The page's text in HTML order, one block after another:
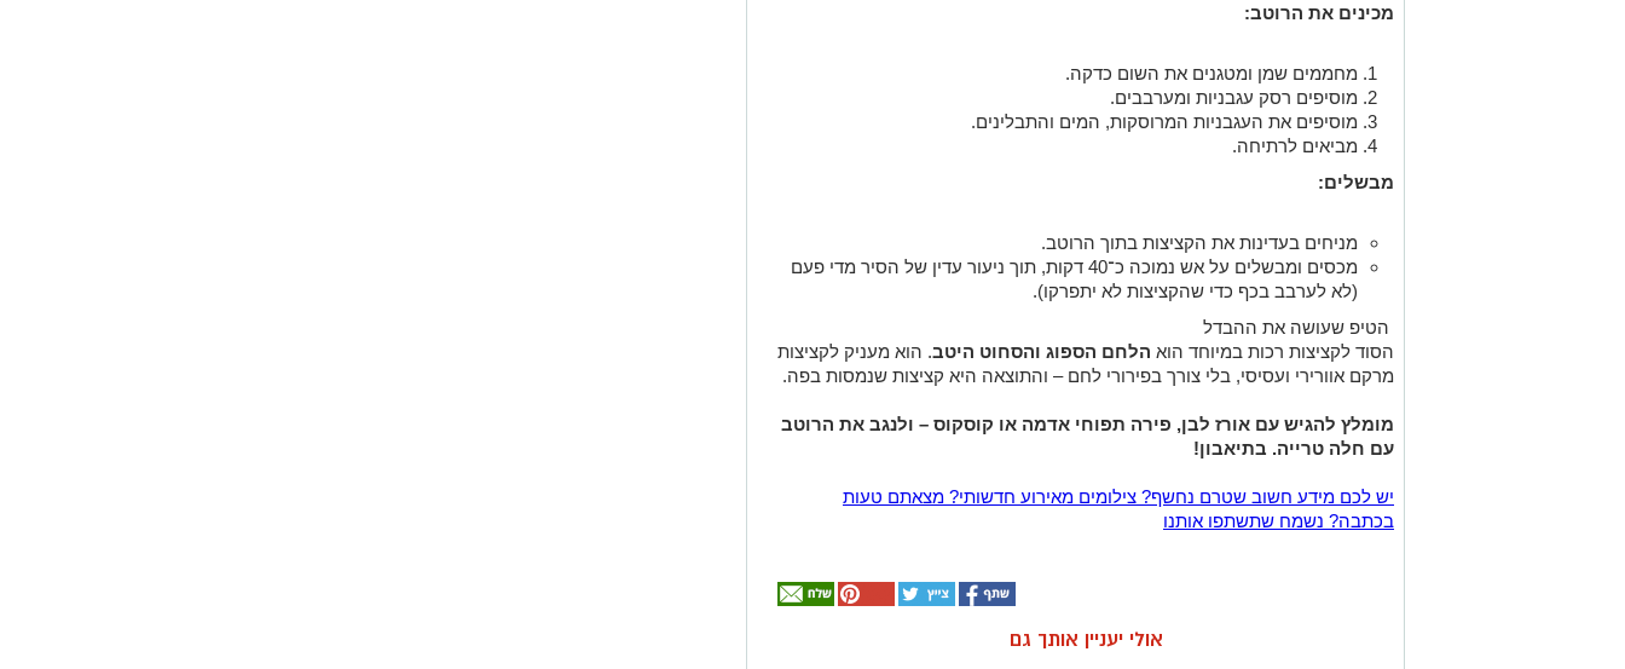
מכינים את הרוטב:
מחממים שמן ומטגנים את השום כדקה.
מוסיפים רסק עגבניות ומערבבים.
מוסיפים את העגבניות המרוסקות, המים והתבלינים.
מביאים לרתיחה.
מבשלים:
מניחים בעדינות את הקציצות בתוך הרוטב.
מכסים ומבשלים על אש נמוכה כ־40 דקות, תוך ניעור עדין של הסיר מדי פעם
(לא לערבב בכף כדי שהקציצות לא יתפרקו).
הטיפ שעושה את ההבדל
הסוד לקציצות רכות במיוחד הוא הלחם הספוג והסחוט היטב. הוא מעניק לקציצות
מרקם אוורירי ועסיסי, בלי צורך בפירורי לחם – והתוצאה היא קציצות שנמסות בפה.
מומלץ להגיש עם אורז לבן, פירה תפוחי אדמה או קוסקוס – ולנגב את הרוטב
עם חלה טרייה. בתיאבון!
יש לכם מידע חשוב שטרם נחשף? צילומים מאירוע חדשותי? מצאתם טעות
בכתבה? נשמח שתשתפו אותנו
אולי יעניין אותך גם